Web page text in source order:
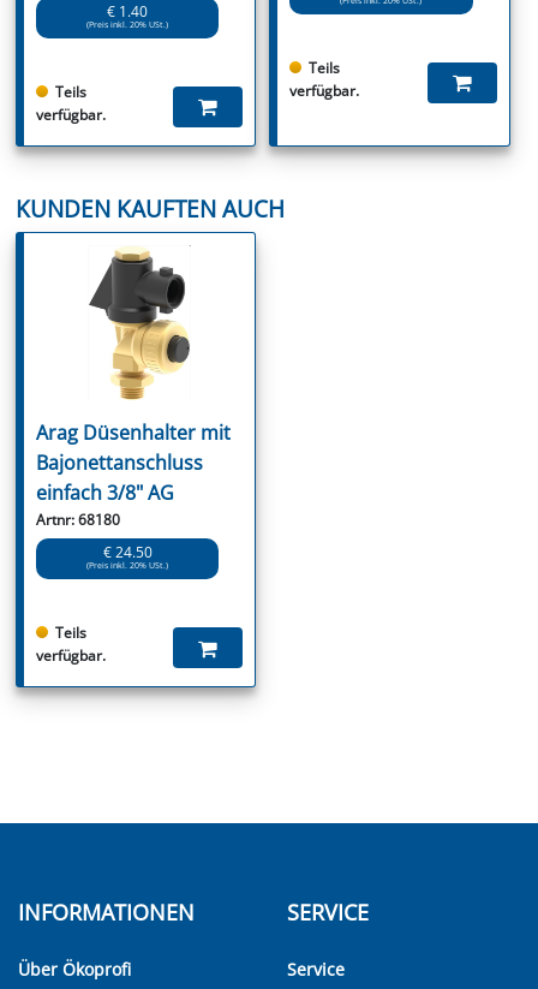
€ 1.40
(Preis inkl. 20% USt.)
Teils
verfügbar.
Teils
verfügbar.
KUNDEN KAUFTEN AUCH
Arag Düsenhalter mit
Bajonettanschluss
einfach 3/8" AG
Artnr: 68180
€ 24.50
(Preis inkl. 20% USt.)
Teils
verfügbar.
INFORMATIONEN
Über Ökoprofi
SERVICE
Service